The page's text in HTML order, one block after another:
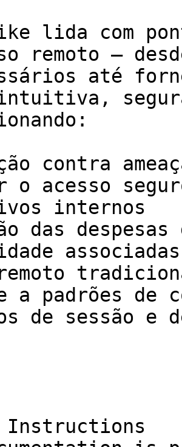
lida com
remoto —
até
intuitiva,
contra
o acesso
internos
das despesas
a padrões de
de sessão e
Instructions